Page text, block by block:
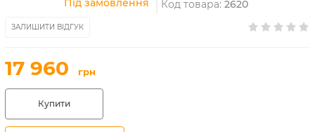
Під замовлення Код товара: 2620
ЗАЛИШИТИ ВІДГУК
17 960 грн
Купити